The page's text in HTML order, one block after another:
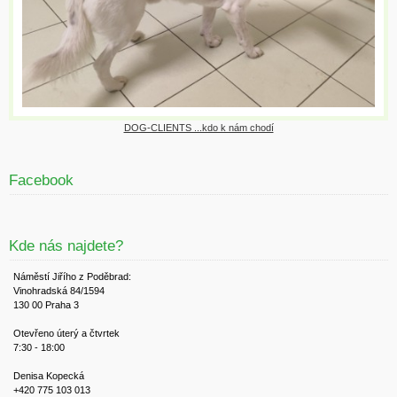
DOG-CLIENTS ...kdo k nám chodí
Facebook
Kde nás najdete?
Náměstí Jiřího z Poděbrad:
Vinohradská 84/1594
130 00 Praha 3
Otevřeno úterý a čtvrtek
7:30 - 18:00
Denisa Kopecká
+420 775 103 013